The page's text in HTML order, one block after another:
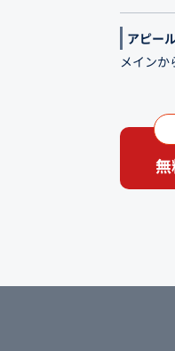
アピー
メインか
たしまし
けしま
グも人
ーかき氷